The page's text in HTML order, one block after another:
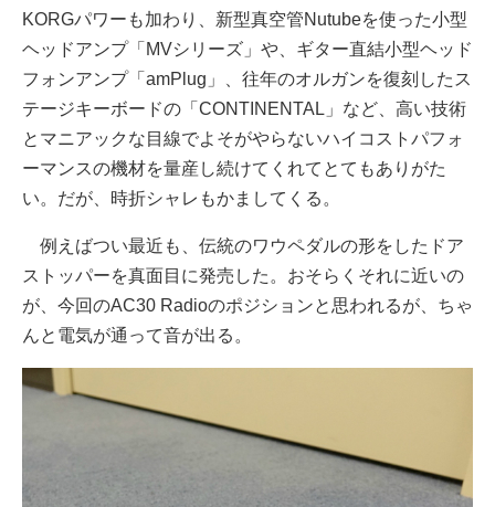
KORGパワーも加わり、新型真空管Nutubeを使った小型
ヘッドアンプ「MVシリーズ」や、ギター直結小型ヘッド
フォンアンプ「amPlug」、往年のオルガンを復刻したス
テージキーボードの「CONTINENTAL」など、高い技術
とマニアックな目線でよそがやらないハイコストパフォ
ーマンスの機材を量産し続けてくれてとてもありがた
い。だが、時折シャレもかましてくる。
例えばつい最近も、伝統のワウペダルの形をしたドア
ストッパーを真面目に発売した。おそらくそれに近いの
が、今回のAC30 Radioのポジションと思われるが、ちゃ
んと電気が通って音が出る。